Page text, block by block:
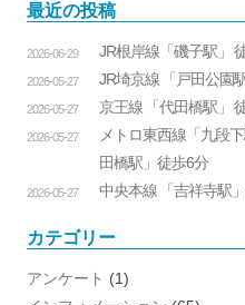
最近の投稿
JR根岸線「磯子駅」
2026-06-29
JR埼京線 「戸田公園
2026-05-27
京王線 「代田橋駅」
2026-05-27
メトロ東西線「九段
田橋駅」徒歩6分
2026-05-27
中央本線 「吉祥寺駅
2026-05-27
カテゴリー
アンケート (1)